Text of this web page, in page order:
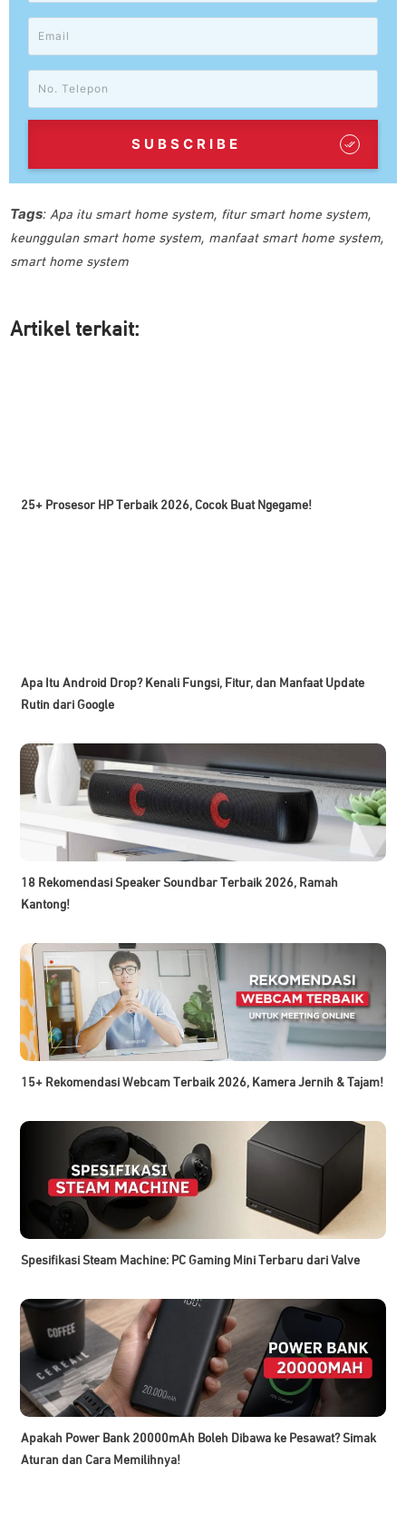
SUBSCRIBE
Tags: Apa itu smart home system, fitur smart home system,
keunggulan smart home system, manfaat smart home system,
smart home system
Artikel terkait:
25+ Prosesor HP Terbaik 2026, Cocok Buat Ngegame!
Apa Itu Android Drop? Kenali Fungsi, Fitur, dan Manfaat Update
Rutin dari Google
18 Rekomendasi Speaker Soundbar Terbaik 2026, Ramah
Kantong!
15+ Rekomendasi Webcam Terbaik 2026, Kamera Jernih & Tajam!
Spesifikasi Steam Machine: PC Gaming Mini Terbaru dari Valve
Apakah Power Bank 20000mAh Boleh Dibawa ke Pesawat? Simak
Aturan dan Cara Memilihnya!